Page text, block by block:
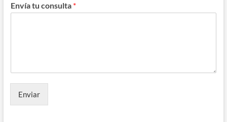
Envía tu consulta *
Enviar